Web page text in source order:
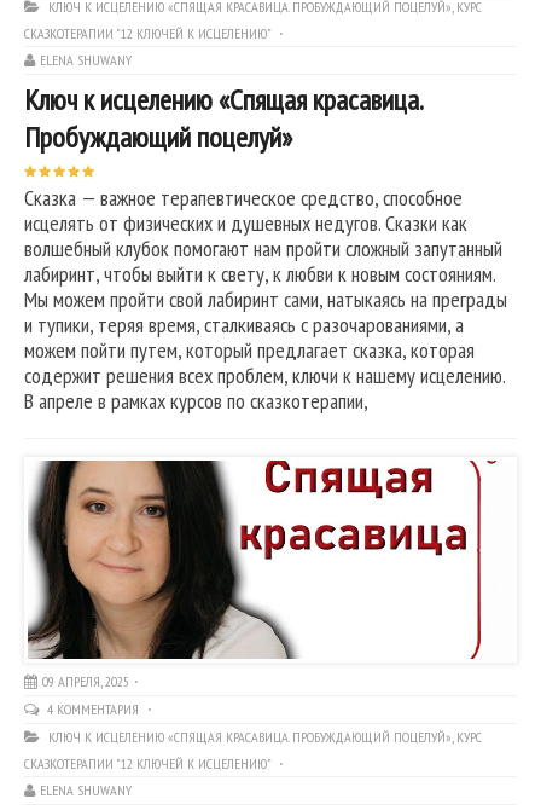
КЛЮЧ К ИСЦЕЛЕНИЮ «СПЯЩАЯ КРАСАВИЦА. ПРОБУЖДАЮЩИЙ ПОЦЕЛУЙ», КУРС
СКАЗКОТЕРАПИИ "12 КЛЮЧЕЙ К ИСЦЕЛЕНИЮ"
ELENA SHUWANY
Ключ к исцелению «Спящая красавица.
Пробуждающий поцелуй»
Сказка — важное терапевтическое средство, способное
исцелять от физических и душевных недугов. Сказки как
волшебный клубок помогают нам пройти сложный запутанный
лабиринт, чтобы выйти к свету, к любви к новым состояниям.
Мы можем пройти свой лабиринт сами, натыкаясь на преграды
и тупики, теряя время, сталкиваясь с разочарованиями, а
можем пойти путем, который предлагает сказка, которая
содержит решения всех проблем, ключи к нашему исцелению.
В апреле в рамках курсов по сказкотерапии,
09 АПРЕЛЯ, 2025
4 КОММЕНТАРИЯ
КЛЮЧ К ИСЦЕЛЕНИЮ «СПЯЩАЯ КРАСАВИЦА. ПРОБУЖДАЮЩИЙ ПОЦЕЛУЙ», КУРС
СКАЗКОТЕРАПИИ "12 КЛЮЧЕЙ К ИСЦЕЛЕНИЮ"
ELENA SHUWANY